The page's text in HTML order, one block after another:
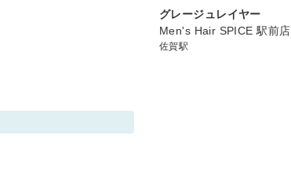
グレージュレイヤー
Men's Hair SPICE 駅前店
佐賀駅